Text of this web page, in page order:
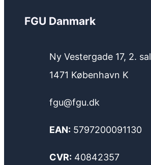
FGU Danmark
Ny Vestergade 17, 2. sal
1471 København K
fgu@fgu.dk
EAN: 5797200091130
CVR: 40842357